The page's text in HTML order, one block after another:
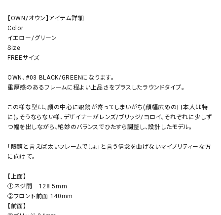
【OWN/オウン】アイテム詳細
Color
イエロー/グリーン
Size
FREEサイズ
OWN、#03 BLACK/GREENになります。
重厚感のあるフレームに程よい上品さをプラスしたラウンドタイプ。
この様な型は、顔の中心に眼鏡が寄ってしまいがち(顔幅広めの日本人は特
に)。そうならない様、デザイナーがレンズ/ブリッジ/ヨロイ、それぞれに少しず
つ幅を出しながら、絶妙のバランスでひたすら調整し、設計したモデル。
「眼鏡と言えば太いフレームでしょ」と言う信念を曲げないマイノリティーな方
に向けて。
【上面】
①ネジ間 128.5mm
②フロント前面 140mm
【前面】